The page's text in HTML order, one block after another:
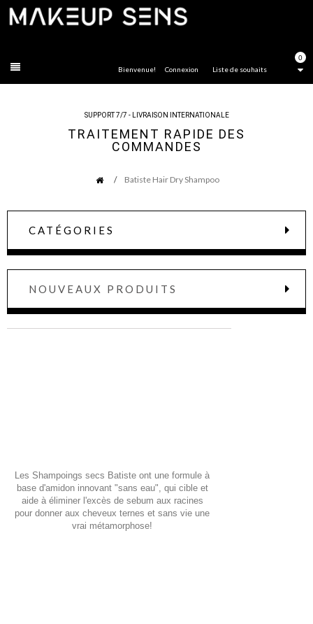
0
Liste de souhaits
Bienvenue! Connexion
SUPPORT 7/7 - LIVRAISON INTERNATIONALE
TRAITEMENT RAPIDE DES
COMMANDES
Batiste Hair Dry Shampoo
CATÉGORIES
NOUVEAUX PRODUITS
Les Shampoings secs Batiste ont une formule à
base d'amidon innovant "sans eau", qui cible et
aide à éliminer l'excès de sebum aux racines
pour donner aux cheveux ternes et sans vie une
vrai métamorphose!